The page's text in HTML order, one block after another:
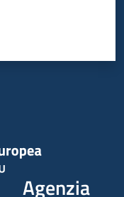
Agenzia